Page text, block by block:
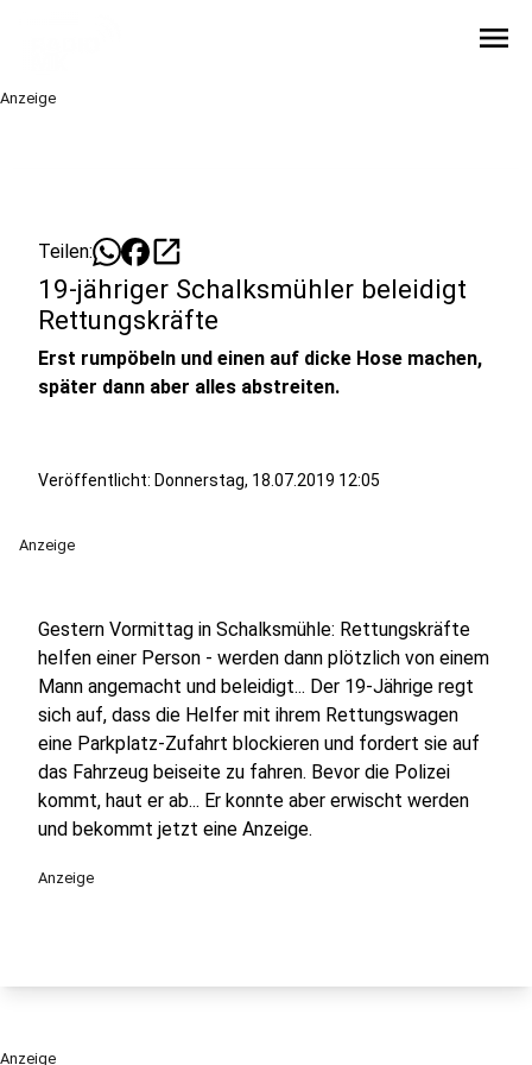
menu
Anzeige
Teilen: open_in_new
19-jähriger Schalksmühler beleidigt
Rettungskräfte
Erst rumpöbeln und einen auf dicke Hose machen,
später dann aber alles abstreiten.
Veröffentlicht: Donnerstag, 18.07.2019 12:05
Anzeige
Gestern Vormittag in Schalksmühle: Rettungskräfte
helfen einer Person - werden dann plötzlich von einem
Mann angemacht und beleidigt... Der 19-Jährige regt
sich auf, dass die Helfer mit ihrem Rettungswagen
eine Parkplatz-Zufahrt blockieren und fordert sie auf
das Fahrzeug beiseite zu fahren. Bevor die Polizei
kommt, haut er ab... Er konnte aber erwischt werden
und bekommt jetzt eine Anzeige.
Anzeige
Anzeige